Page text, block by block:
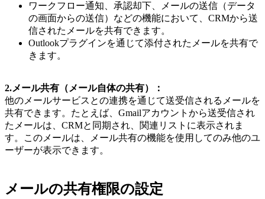
ワークフロー通知、承認却下、メールの送信（データ
の画面からの送信）などの機能において、CRMから送
信されたメールを共有できます。
Outlookプラグインを通じて添付されたメールを共有で
きます。
2.メール共有（メール自体の共有）：
他のメールサービスとの連携を通じて送受信されるメールを
共有できます。たとえば、Gmailアカウントから送受信され
たメールは、CRMと同期され、関連リストに表示されま
す。このメールは、メール共有の機能を使用してのみ他のユ
ーザーが表示できます。
メールの共有権限の設定